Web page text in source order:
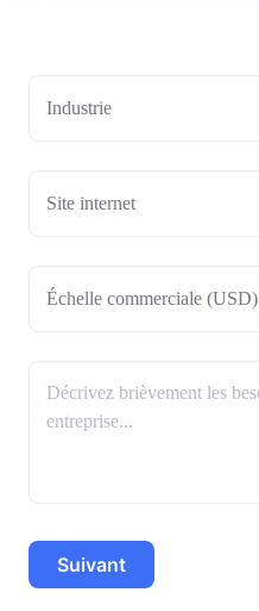
Industrie
Échelle commerciale (USD)
Suivant